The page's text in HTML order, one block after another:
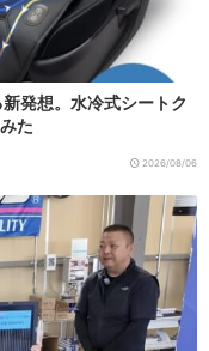
発想。水冷式シートク
た
2026/08/06